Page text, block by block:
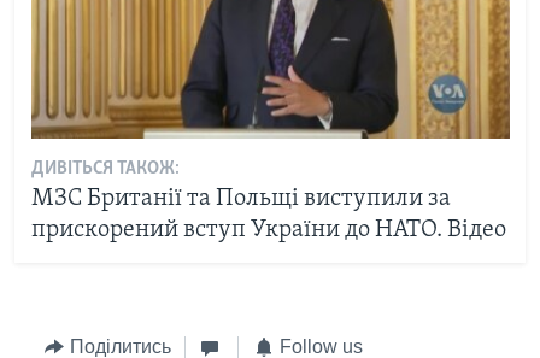
ДИВІТЬСЯ ТАКОЖ:
МЗС Британії та Польщі виступили за
прискорений вступ України до НАТО. Відео
Поділитись Follow us